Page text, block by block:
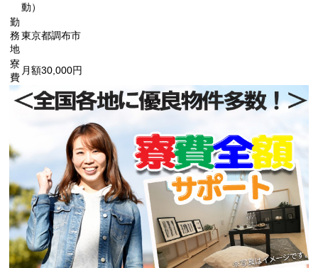
動）
勤
務
地
東京都調布市
寮
費
月額30,000円